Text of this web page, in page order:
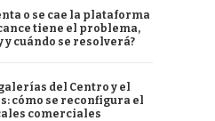
o se cae la plataforma
tiene el problema,
y cuándo se resolverá?
del Centro y el
cómo se reconfigura el
comerciales